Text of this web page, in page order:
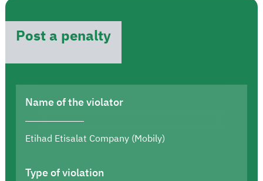
Post a penalty
Name of the violator
Etihad Etisalat Company (Mobily)
Type of violation